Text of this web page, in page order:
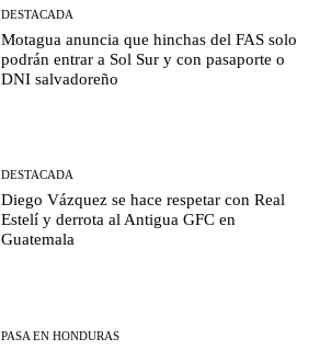
DESTACADA
Motagua anuncia que hinchas del FAS solo
podrán entrar a Sol Sur y con pasaporte o
DNI salvadoreño
DESTACADA
Diego Vázquez se hace respetar con Real
Estelí y derrota al Antigua GFC en
Guatemala
PASA EN HONDURAS